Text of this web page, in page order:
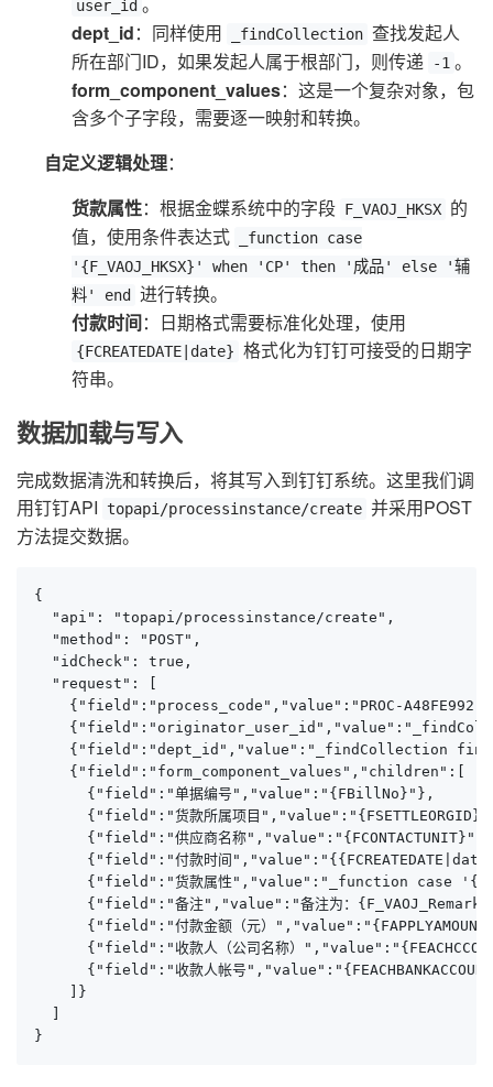
user_id
dept_id：同样使用 _findCollection 查找发起人
所在部门ID，如果发起人属于根部门，则传递
-1 。
form_component_values：这是一个复杂对象，包
含多个子字段，需要逐一映射和转换。
自定义逻辑处理：
货款属性：根据金蝶系统中的字段 F_VAOJ_HKSX 的
值，使用条件表达式
_function case
'{F_VAOJ_HKSX}' when 'CP' then '成品' else '辅
料' end
进行转换。
付款时间：日期格式需要标准化处理，使用
{FCREATEDATE|date} 格式化为钉钉可接受的日期字
符串。
数据加载与写入
完成数据清洗和转换后，将其写入到钉钉系统。这里我们调
用钉钉API topapi/processinstance/create 并采用POST
方法提交数据。
{
  "api": "topapi/processinstance/create",
  "method": "POST",
  "idCheck": true,
  "request": [
{"field":"process_code","value":"PROC-A48FE992-
{"field":"dept_id","value":"_findCollection
    {"field":"form_component_values","children":[
      {"field":"单据编号","value":"{FBillNo}"},
{"field":"货款所属项目
      {"field":"供应商名称","value":"{FCONTACTUNIT}"},
{"field":"付款时间
{"field":"货款属性","value":"_function case
{"field":"备注","value":"备注为：
{"field":"付款金额（元）
{"field":"收款人（公司名称）
{"field":"收款人帐号
    ]}
  ]
}